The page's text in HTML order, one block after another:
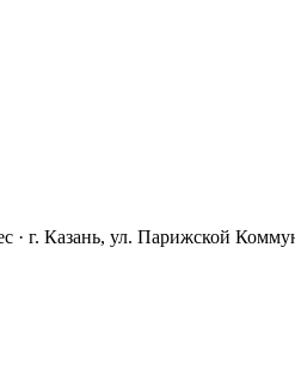
· г. Казань, ул. Парижской